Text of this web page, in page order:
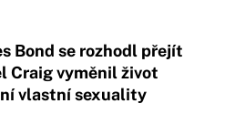
Bond se rozhodl přejít
Craig vyměnil život
vlastní sexuality